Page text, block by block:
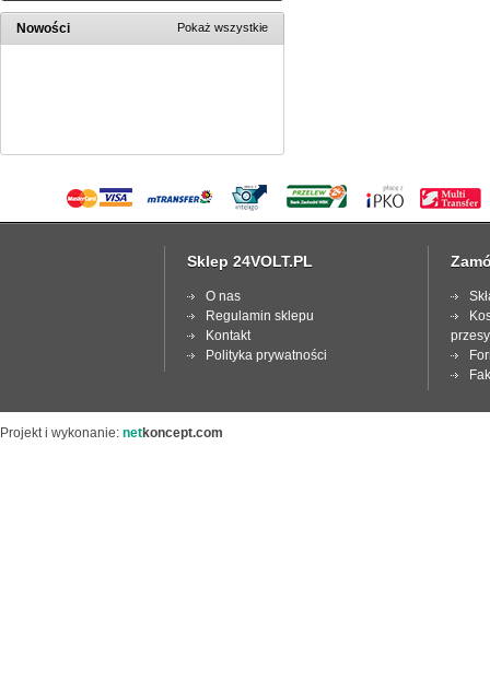
Nowości Pokaż wszystkie
Sklep 24VOLT.PL
O nas
Regulamin sklepu
Kontakt
Polityka prywatności
Projekt i wykonanie: netkoncept.com